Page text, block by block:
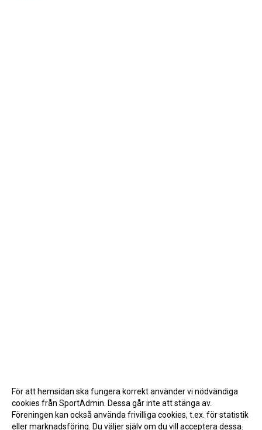
För att hemsidan ska fungera korrekt använder vi nödvändiga
cookies från SportAdmin. Dessa går inte att stänga av.
Föreningen kan också använda frivilliga cookies, t.ex. för statistik
eller marknadsföring. Du väljer själv om du vill acceptera dessa.